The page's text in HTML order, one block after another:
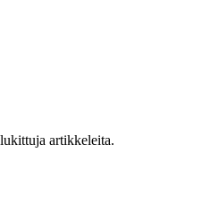
artikkeleita.